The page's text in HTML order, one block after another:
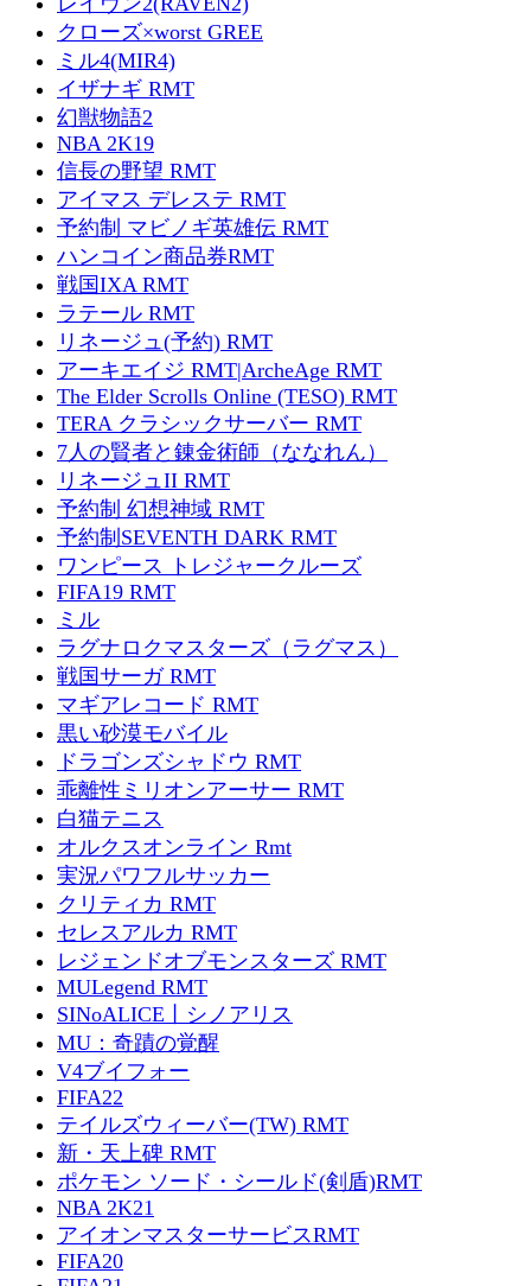
クローズ×worst GREE
ミル4(MIR4)
イザナギ RMT
幻獣物語2
NBA 2K19
信長の野望 RMT
アイマス デレステ RMT
予約制 マビノギ英雄伝 RMT
ハンコイン商品券RMT
戦国IXA RMT
ラテール RMT
リネージュ(予約) RMT
アーキエイジ RMT|ArcheAge RMT
The Elder Scrolls Online (TESO) RMT
TERA クラシックサーバー RMT
7人の賢者と錬金術師（ななれん）
リネージュII RMT
予約制 幻想神域 RMT
予約制SEVENTH DARK RMT
ワンピース トレジャークルーズ
FIFA19 RMT
ミル
ラグナロクマスターズ（ラグマス）
戦国サーガ RMT
マギアレコード RMT
黒い砂漠モバイル
ドラゴンズシャドウ RMT
乖離性ミリオンアーサー RMT
白猫テニス
オルクスオンライン Rmt
実況パワフルサッカー
クリティカ RMT
セレスアルカ RMT
レジェンドオブモンスターズ RMT
MULegend RMT
SINoALICE丨シノアリス
MU：奇蹟の覚醒
V4ブイフォー
FIFA22
テイルズウィーバー(TW) RMT
新・天上碑 RMT
ポケモン ソード・シールド(剣盾)RMT
NBA 2K21
アイオンマスターサービスRMT
FIFA20